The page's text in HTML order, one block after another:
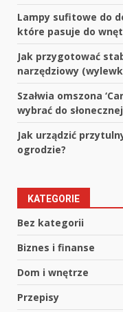
Lampy sufitowe do
które pasuje do
Jak przygotować
narzędziowy
Szałwia omszona
wybrać do
Jak urządzić
ogrodzie?
KATEGORIE
Bez kategorii
Biznes i finanse
Dom i wnętrze
Przepisy